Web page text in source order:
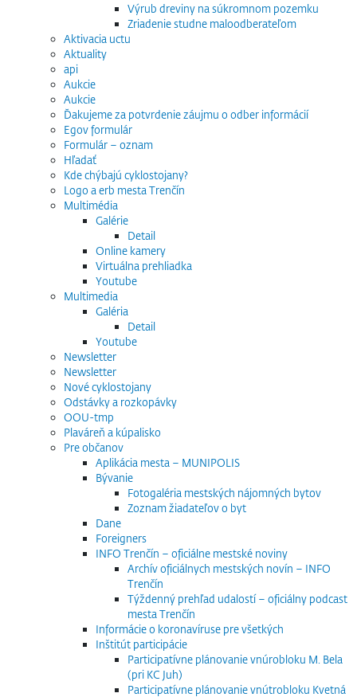
Výrub dreviny na súkromnom pozemku
Zriadenie studne maloodberateľom
Aktivacia uctu
Aktuality
api
Aukcie
Aukcie
Ďakujeme za potvrdenie záujmu o odber informácií
Egov formulár
Formulár – oznam
Hľadať
Kde chýbajú cyklostojany?
Logo a erb mesta Trenčín
Multimédia
Galérie
Detail
Online kamery
Virtuálna prehliadka
Youtube
Multimedia
Galéria
Detail
Youtube
Newsletter
Newsletter
Nové cyklostojany
Odstávky a rozkopávky
OOU-tmp
Plaváreň a kúpalisko
Pre občanov
Aplikácia mesta – MUNIPOLIS
Bývanie
Fotogaléria mestských nájomných bytov
Zoznam žiadateľov o byt
Dane
Foreigners
INFO Trenčín – oficiálne mestské noviny
Archív oficiálnych mestských novín – INFO
Trenčín
Týždenný prehľad udalostí – oficiálny podcast
mesta Trenčín
Informácie o koronavíruse pre všetkých
Inštitút participácie
Participatívne plánovanie vnúrobloku M. Bela
(pri KC Juh)
Participatívne plánovanie vnútrobloku Kvetná